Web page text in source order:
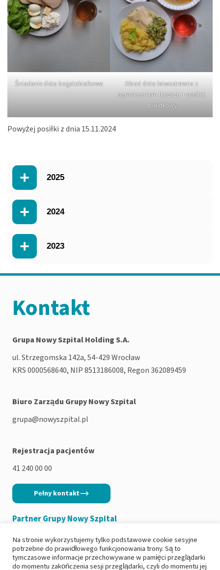
Śniadanie dieta bogatobiałkowa
Obiad dieta łatwostrawna z
ograniczeniem tłuszczu + posiłek
dodatkowy
Powyżej posiłki z dnia 15.11.2024
2025
2024
2023
Kontakt
Grupa Nowy Szpital Holding S.A.
ul. Strzegomska 142a, 54-429 Wrocław
KRS 0000568640, NIP 8513186008, Regon 362089459
Biuro Zarządu Grupy Nowy Szpital
grupa@nowyszpital.pl
Rejestracja pacjentów
41 240 00 00
Pełny kontakt
Partner Grupy Nowy Szpital
Na stronie wykorzystujemy tylko podstawowe cookie sesyjne
potrzebne do prawidłowego funkcjonowania trony. Są to
tymczasowe informacje przechowywane w pamięci przeglądarki
do momentu zakończenia sesji przeglądarki, czyli do momentu jej